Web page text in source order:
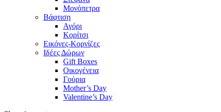
Μονόπετρα
Βάφτιση
Αγόρι
Κορίτσι
Εικόνες-Κορνίζες
Ιδέες Δώρων
Gift Boxes
Οικογένεια
Γούρια
Mother’s Day
Valentine’s Day